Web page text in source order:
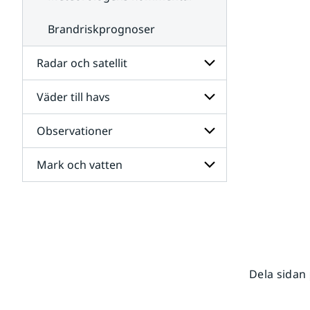
Brandriskprognoser
Radar och satellit
Undersidor
för
Radar
och
satellit
Väder till havs
Undersidor
för
Väder
till
havs
Observationer
Undersidor
för
Mark och vatten
Dela sidan